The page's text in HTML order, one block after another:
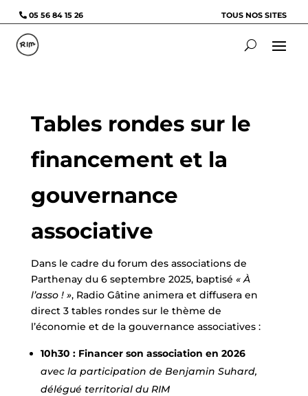
05 56 84 15 26 TOUS NOS SITES
Tables rondes sur le
financement et la
gouvernance
associative
Dans le cadre du forum des associations de
Parthenay du 6 septembre 2025, baptisé « À
l’asso ! », Radio Gâtine animera et diffusera en
direct 3 tables rondes sur le thème de
l’économie et de la gouvernance associatives :
10h30 : Financer son association en 2026
avec la participation de Benjamin Suhard,
délégué territorial du RIM